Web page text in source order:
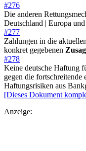
#276
Die anderen
Deutschland | Europa
#277
Zahlungen in die
konkret gegebenen
#278
Keine deutsche Haftung
gegen die fortschreitende
Haftungsrisiken aus
[Dieses Dokument
Anzeige: